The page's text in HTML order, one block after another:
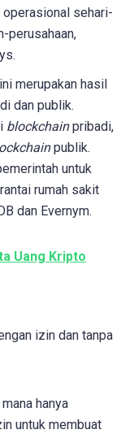
sehari-
perusahaan,
merupakan hasil
dan publik.
blockchainpribadi,
publik.
untuk
rumah sakit
dan Evernym.
Uang Kripto
izin dan tanpa
hanya
untuk membuat